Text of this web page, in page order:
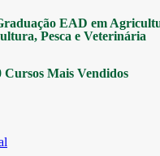
EAD em
Pesca e Veterinária
Cursos Mais Vendidos